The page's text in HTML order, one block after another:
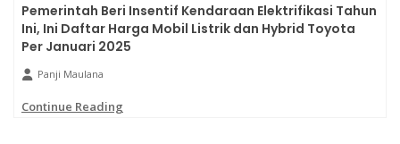
Pemerintah Beri Insentif Kendaraan Elektrifikasi Tahun
Ini, Ini Daftar Harga Mobil Listrik dan Hybrid Toyota
Per Januari 2025
Panji Maulana
Continue Reading